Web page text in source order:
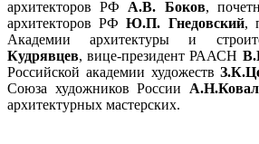
архитекторов РФ А.В. Боков,
архитекторов РФЮ.П. Гнедовский,
Академии архитектуры и
Кудрявцев, вице-президент РААСН
Российской академии художеств
Союза художников России
архитектурных мастерских.